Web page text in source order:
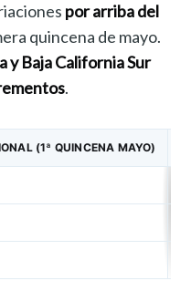
por arriba del
quincena de mayo.
y Baja California Sur
.
(1ª QUINCENA MAYO)